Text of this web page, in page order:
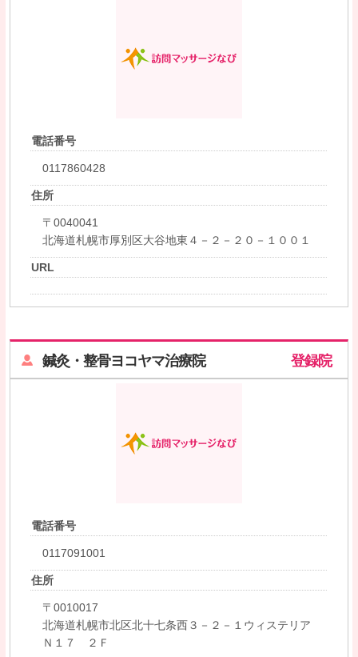
電話番号
0117860428
住所
〒0040041
北海道札幌市厚別区大谷地東４－２－２０－１００１
URL
鍼灸・整骨ヨコヤマ治療院 登録院
電話番号
0117091001
住所
〒0010017
北海道札幌市北区北十七条西３－２－１ウィステリア
Ｎ１７ ２Ｆ